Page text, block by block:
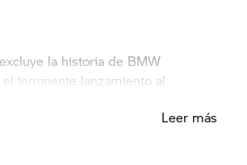
la historia de BMW
inminente lanzamiento al
la opción número uno paraLeer más